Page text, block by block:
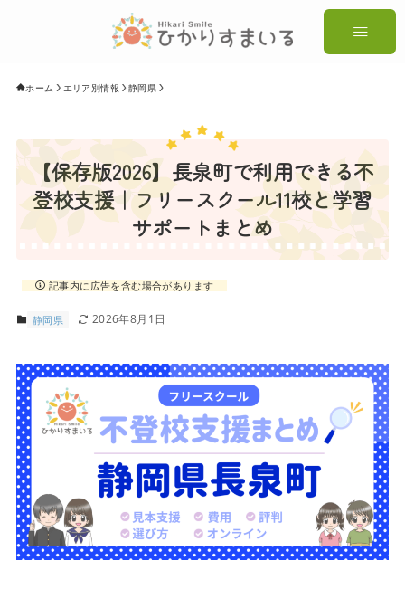
ホーム エリア別情報 静岡県
【保存版2026】長泉町で利用できる不
登校支援｜フリースクール11校と学習
サポートまとめ
記事内に広告を含む場合があります
静岡県 2026年8月1日